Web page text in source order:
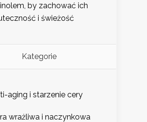
by zachować ich
i świeżość
Kategorie
aging i starzenie cery
wrażliwa i naczynkowa